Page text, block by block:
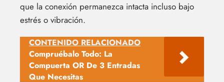
que la conexión permanezca intacta incluso bajo
estrés o vibración.
CONTENIDO RELACIONADO
Compruébalo Todo: La
Compuerta OR De 3 Entradas
Que Necesitas